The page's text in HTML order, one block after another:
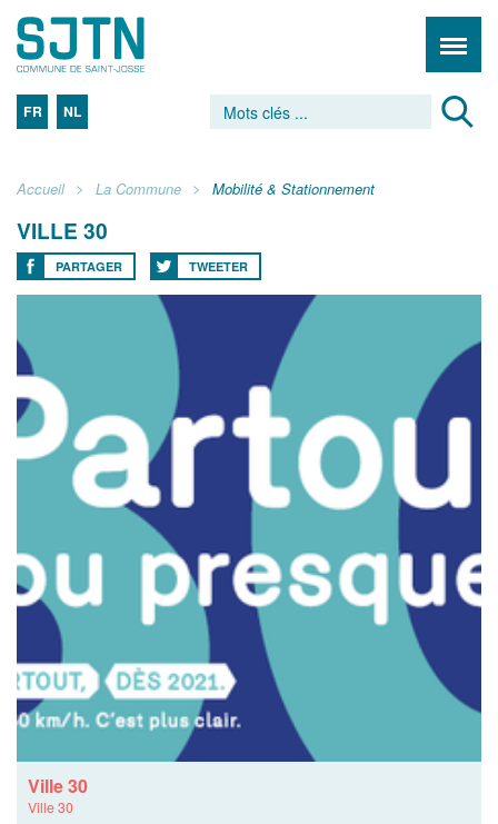
FR NL
Accueil La Commune Mobilité & Stationnement
VILLE 30
PARTAGER TWEETER
Ville 30
Ville 30